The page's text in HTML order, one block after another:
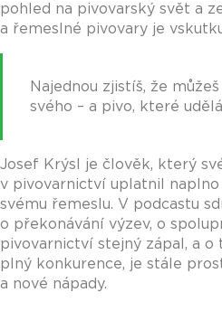
pohled na pivovarský svět a
a řemeslné pivovary je
Najednou zjistíš, že
svého – a pivo, které
Josef Krýsl je člověk, který
v pivovarnictví uplatnil
svému řemeslu. V podcastu
o překonávání výzev, o
pivovarnictví stejný zápal, a o
plný konkurence, je stále
a nové nápady.